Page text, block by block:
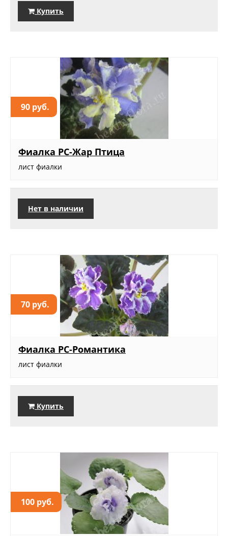
Купить
90 руб.
Фиалка РС-Жар Птица
лист фиалки
Нет в наличии
70 руб.
Фиалка РС-Романтика
лист фиалки
Купить
100 руб.